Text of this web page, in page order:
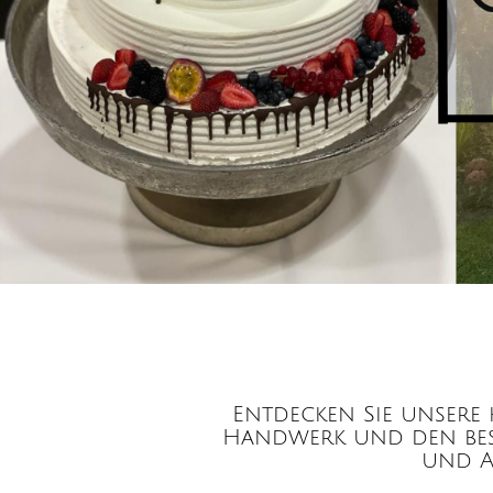
Entdecken Sie
Handwerk und den
und